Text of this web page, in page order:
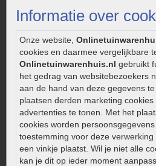
Informatie over
Onze website,
cookies en daarmee vergelijkbare
Onlinetuinwarenhuis.nl gebruikt
het gedrag van websitebezoekers
aan de hand van deze gegevens
plaatsen derden marketing
advertenties te tonen. Met het
cookies worden
toestemming voor deze
een vinkje plaatst. Wil je niet alle
kan je dit op ieder moment
Strakke tuin inrichten
Legverbanden gebakken
Onderhoud van gebakken
Aanlegtips voor gebakken
Zelf een terras aanleggen
Kleine stadstuin inrichten
0320 – 219170
Kaapstanderweg 41
8243 RB Lelystad
info@onlinetuinwarenhuis.nl